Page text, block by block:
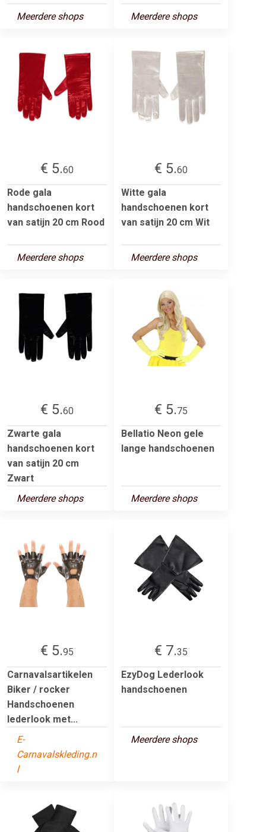
Meerdere shops
Meerdere shops
€ 5.60
Rode gala
handschoenen kort
van satijn 20 cm Rood
Meerdere shops
€ 5.60
Witte gala
handschoenen kort
van satijn 20 cm Wit
Meerdere shops
€ 5.60
Zwarte gala
handschoenen kort
van satijn 20 cm
Zwart
Meerdere shops
€ 5.75
Bellatio Neon gele
lange handschoenen
Meerdere shops
€ 5.95
Carnavalsartikelen
Biker / rocker
Handschoenen
lederlook met...
E-
Carnavalskleding.n
l
€ 7.35
EzyDog Lederlook
handschoenen
Meerdere shops